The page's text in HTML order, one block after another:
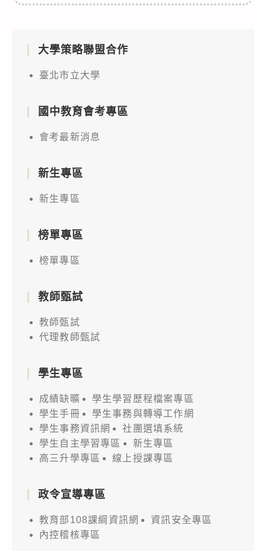
大學策略聯盟合作
臺北市立大學
國中教育會考專區
會考最新消息
新生專區
新生專區
榜單專區
榜單專區
教師甄試
教師甄試
代理教師甄試
學生專區
成績缺曠
學生學習歷程檔案專區
學生手冊
學生事務與轉導工作網
學生事務資訊網
社團選填系統
學生自主學習專區
新生專區
高三升學專區
線上授課專區
政令宣導專區
教育部108課綱資訊網
資訊安全專區
內控稽核專區